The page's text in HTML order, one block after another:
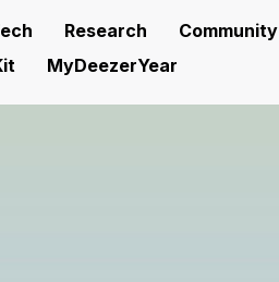
Research
Community
MyDeezerYear